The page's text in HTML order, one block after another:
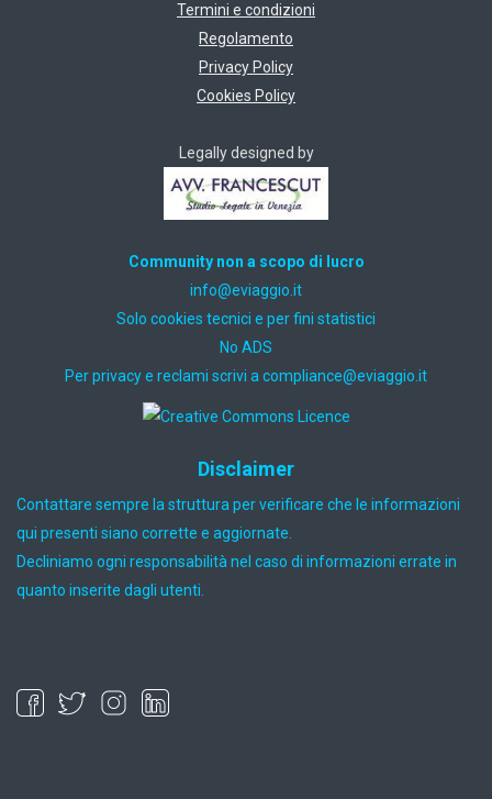
Termini e condizioni
Regolamento
Privacy Policy
Cookies Policy
Legally designed by
Community non a scopo di lucro
ti.oiggaive@ofni
Solo cookies tecnici e per fini statistici
No ADS
Per privacy e reclami scrivi a ti.oiggaive@ecnailpmoc
Disclaimer
Contattare sempre la struttura per verificare che le informazioni
qui presenti siano corrette e aggiornate.
Decliniamo ogni responsabilità nel caso di informazioni errate in
quanto inserite dagli utenti.